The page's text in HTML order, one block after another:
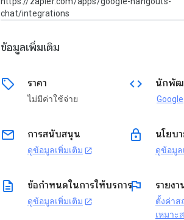
chat/integrations
ข้อมูลเพิ่มเติม
sell ราคา
ไม่มีค่าใช้จ่าย
code นักพัฒ
Google
email การสนับสนุน
ดูข้อมูลเพิ่มเติม open_in_new
lock นโยบ
ดูข้อมูล
description ข้อกำหนดในการให้บริการ
ดูข้อมูลเพิ่มเติม open_in_new
flag รายงา
ตั้งค่าส
เหมาะ